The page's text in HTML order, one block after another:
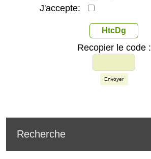
J'accepte:
HtcDg
Recopier le code :
Envoyer
Recherche